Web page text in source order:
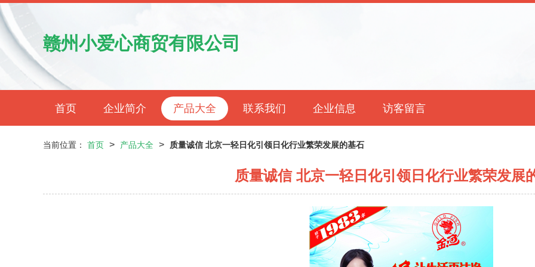
赣州小爱心商贸有限公司
首页 企业简介 产品大全 联系我们 企业信息 访客留言
当前位置： 首页 > 产品大全 > 质量诚信 北京一轻日化引领日化行业繁荣发展的基石
质量诚信 北京一轻日化引领日化行业繁荣发展